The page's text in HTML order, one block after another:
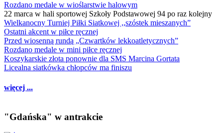
Rozdano medale w wioślarstwie halowym
22 marca w hali sportowej Szkoły Podstawowej 94 po raz kolejny
Wielkanocny Turniej Piłki Siatkowej ,,szóstek mieszanych”
Ostatni akcent w piłce ręcznej
Przed wiosenną rundą „Czwartków lekkoatletycznych”
Rozdano medale w mini piłce ręcznej
Koszykarskie złota ponownie dla SMS Marcina Gortata
Licealna siatkówka chłopców ma finiszu
więcej ...
"Gdańska" w antrakcie